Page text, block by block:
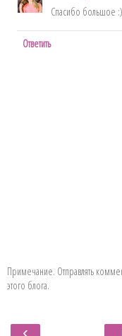
Спасибо большое
Ответить
Примечание. Отправлять
этого блога.
‹